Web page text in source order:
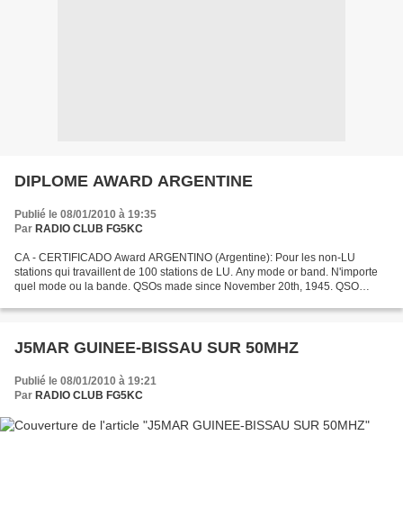
DIPLOME AWARD ARGENTINE
Publié le 08/01/2010 à 19:35
Par RADIO CLUB FG5KC
CA - CERTIFICADO Award ARGENTINO (Argentine): Pour les non-LU
stations qui travaillent de 100 stations de LU. Any mode or band. N'importe
quel mode ou la bande. QSOs made since November 20th, 1945. QSO
J5MAR GUINEE-BISSAU SUR 50MHZ
Publié le 08/01/2010 à 19:21
Par RADIO CLUB FG5KC